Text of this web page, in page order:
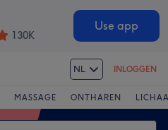
130K
Use app
NL INLOGGEN
MASSAGE ONTHAREN